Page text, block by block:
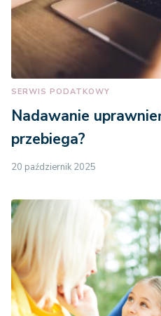
SERWIS PODATKOWY
Nadawanie
przebiega?
20 październik 2025